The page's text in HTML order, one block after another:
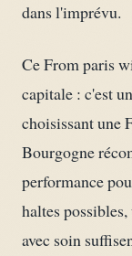
dans l'imprévu.
Ce From paris
capitale : c'est
choisissant une
Bourgogne
performance
haltes
avec soin